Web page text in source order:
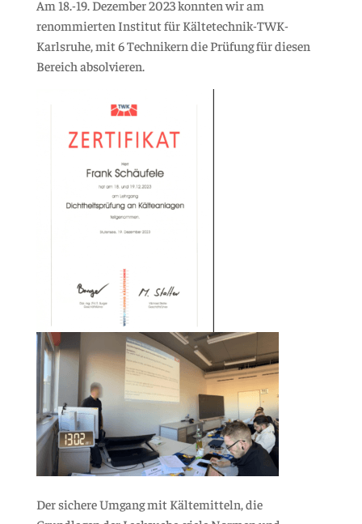
Am 18.-19. Dezember 2023 konnten wir am
renommierten Institut für Kältetechnik-TWK-
Karlsruhe, mit 6 Technikern die Prüfung für diesen
Bereich absolvieren.
Der sichere Umgang mit Kältemitteln, die